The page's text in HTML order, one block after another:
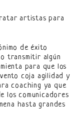
artistas para
de éxito
transmitir algún
para que los
coja agilidad y
coaching ya que
los comunicadores
hasta grandes